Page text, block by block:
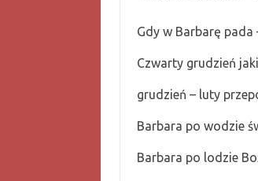
Gdy w Barbarę
Czwarty grudzień
grudzień – luty
Barbara po wodzie
Barbara po lodzie